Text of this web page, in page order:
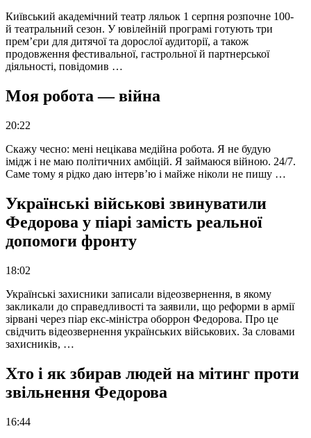
Київський академічний театр ляльок 1 серпня розпочне 100-
й театральний сезон. У ювілейній програмі готують три
прем’єри для дитячої та дорослої аудиторії, а також
продовження фестивальної, гастрольної й партнерської
діяльності, повідомив …
Моя робота — війна
20:22
Скажу чесно: мені нецікава медійна робота. Я не будую
імідж і не маю політичних амбіцій. Я займаюся війною. 24/7.
Саме тому я рідко даю інтерв’ю і майже ніколи не пишу …
Українські військові звинуватили
Федорова у піарі замість реальної
допомоги фронту
18:02
Українські захисники записали відеозвернення, в якому
закликали до справедливості та заявили, що реформи в армії
зірвані через піар екс-міністра оборрон Федорова. Про це
свідчить відеозвернення українських військових. За словами
захисників, …
Хто і як збирав людей на мітинг проти
звільнення Федорова
16:44